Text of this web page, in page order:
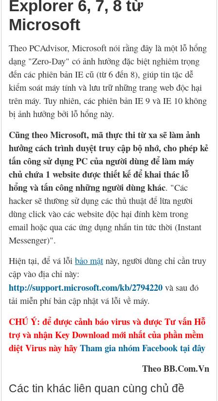
Explorer 6, 7, 8 từ
Microsoft
Theo PCAdvisor, Microsoft nói rằng đây là một lỗ hổng
dạng "Zero-Day" có ảnh hưởng đặc biệt nghiêm trọng
đến các phiên bản IE cũ (từ 6 đến 8), giúp tin tặc dễ
kiểm soát máy tính và lưu trữ những trang web độc hại
trên máy. Tuy nhiên, các phiên bản IE 9 và IE 10 không
bị ảnh hưởng bởi lỗ hổng này.
Cũng theo Microsoft, mã thực thi từ xa sẽ làm ảnh
hưởng cách trình duyệt truy cập bộ nhớ, cho phép kẻ
tấn công sử dụng PC của người dùng để làm máy
chủ chứa 1 website được thiết kế để khai thác lỗ
hổng và tấn công những người dùng khác. "Các
hacker sẽ thường sử dụng các thủ thuật để lừa người
dùng click vào các website độc hại đính kèm trong
email hoặc qua các ứng dụng nhắn tin tức thời (Instant
Messenger)".
Hiện tại, để vá lỗi bảo mật này, người dùng chỉ cần truy
cập vào địa chỉ này:
http://support.microsoft.com/kb/2794220 và sau đó
tải miễn phí bản cập nhật vá lỗi về máy.
CHÚ Ý: để được cảnh báo virus và được Tư vấn Hỗ
trợ và nhận Key Download mới nhất của phần mềm
diệt Virus này hãyTham gia nhóm Facebook tại đây
Theo BB.Com.Vn
Các tin khác liên quan cùng chủ đề